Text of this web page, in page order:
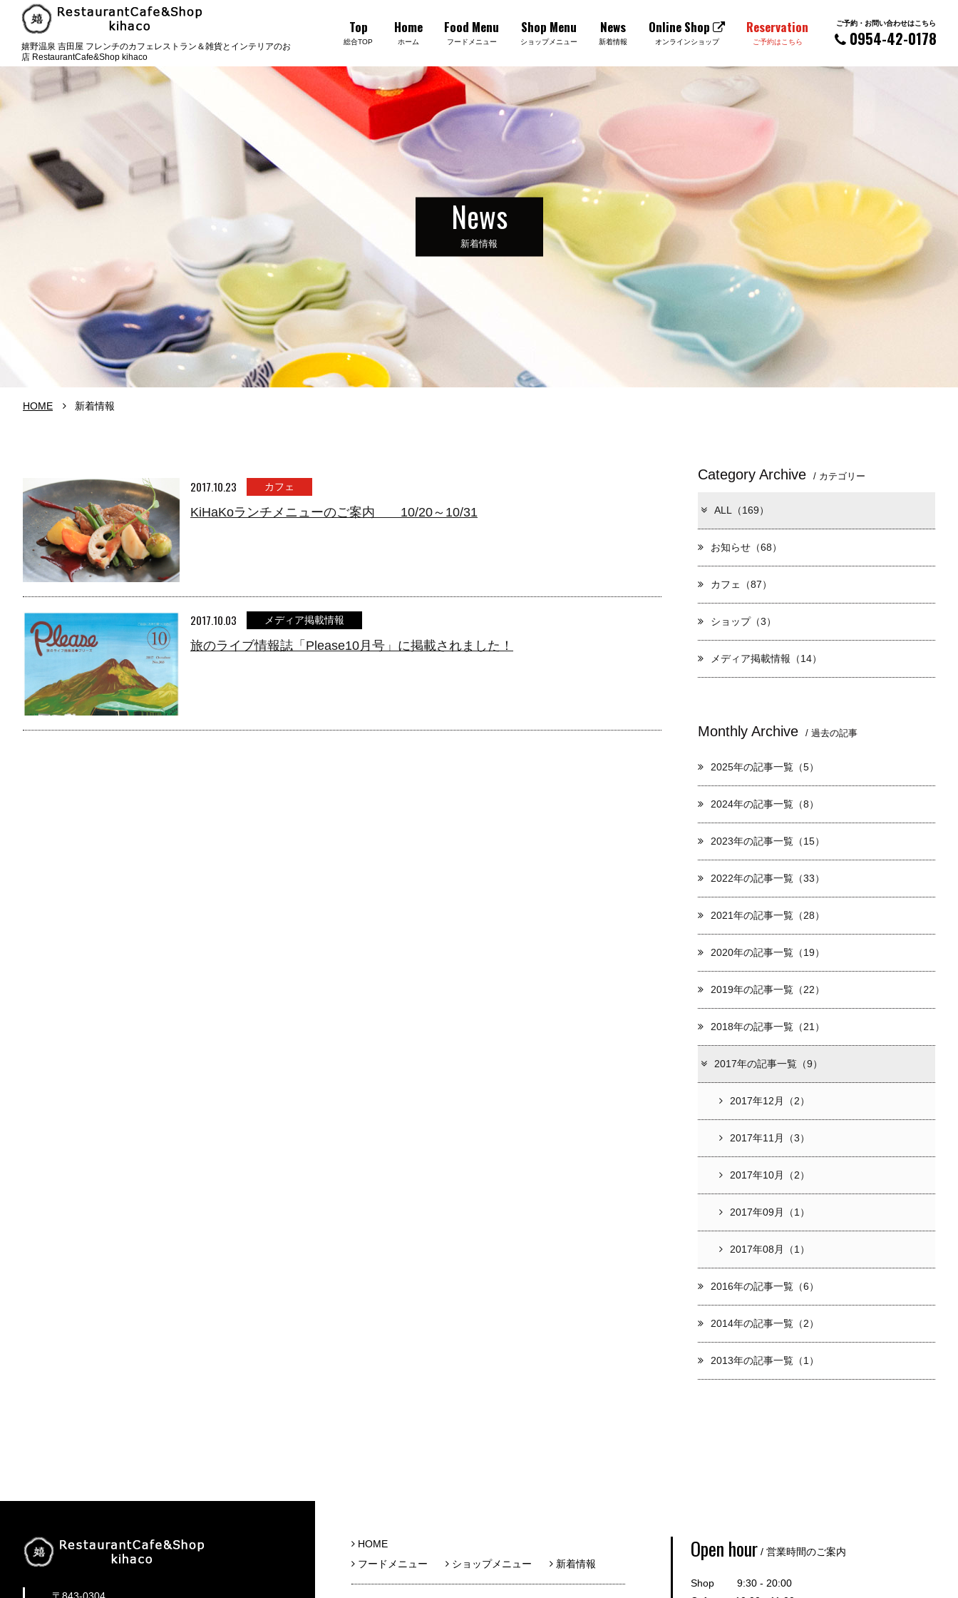
嬉野温泉 吉田屋 フレンチのカフェレストラン＆雑貨とインテリアのお
店 RestaurantCafe&Shop kihaco
Top
総合TOP
Home
ホーム
Food Menu
フードメニュー
Shop Menu
ショップメニュー
News
新着情報
Online Shop
オンラインショップ
Reservation
ご予約はこちら
ご予約・お問い合わせはこちら
0954-42-0178
News
新着情報
HOME 新着情報
2017.10.23 カフェ
KiHaKoランチメニューのご案内 10/20～10/31
2017.10.03 メディア掲載情報
旅のライブ情報誌「Please10月号」に掲載されました！
Category Archive / カテゴリー
ALL（169）
お知らせ（68）
カフェ（87）
ショップ（3）
メディア掲載情報（14）
Monthly Archive / 過去の記事
2025年の記事一覧（5）
2024年の記事一覧（8）
2023年の記事一覧（15）
2022年の記事一覧（33）
2021年の記事一覧（28）
2020年の記事一覧（19）
2019年の記事一覧（22）
2018年の記事一覧（21）
2017年の記事一覧（9）
2017年12月（2）
2017年11月（3）
2017年10月（2）
2017年09月（1）
2017年08月（1）
2016年の記事一覧（6）
2014年の記事一覧（2）
2013年の記事一覧（1）
〒843-0304
HOME
フードメニュー
ショップメニュー 新着情報
Open hour / 営業時間のご案内
Shop 9:30 - 20:00